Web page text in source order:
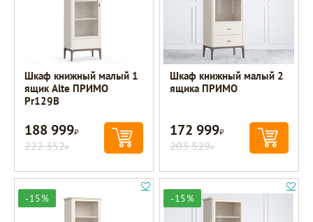
Шкаф книжный малый 1
ящик Alte ПРИМО
Pr129B
188 999Р
222 352Р
Шкаф книжный малый 2
ящика ПРИМО
172 999Р
203 529Р
-15% -15%